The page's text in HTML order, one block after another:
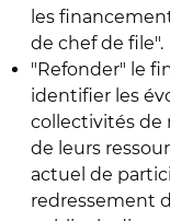
les
de chef de file".
"Refonder" le
identifier les
collectivités de
de leurs
actuel de
redressement